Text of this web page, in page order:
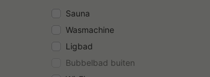
Sauna
Wasmachine
Ligbad
Bubbelbad buiten